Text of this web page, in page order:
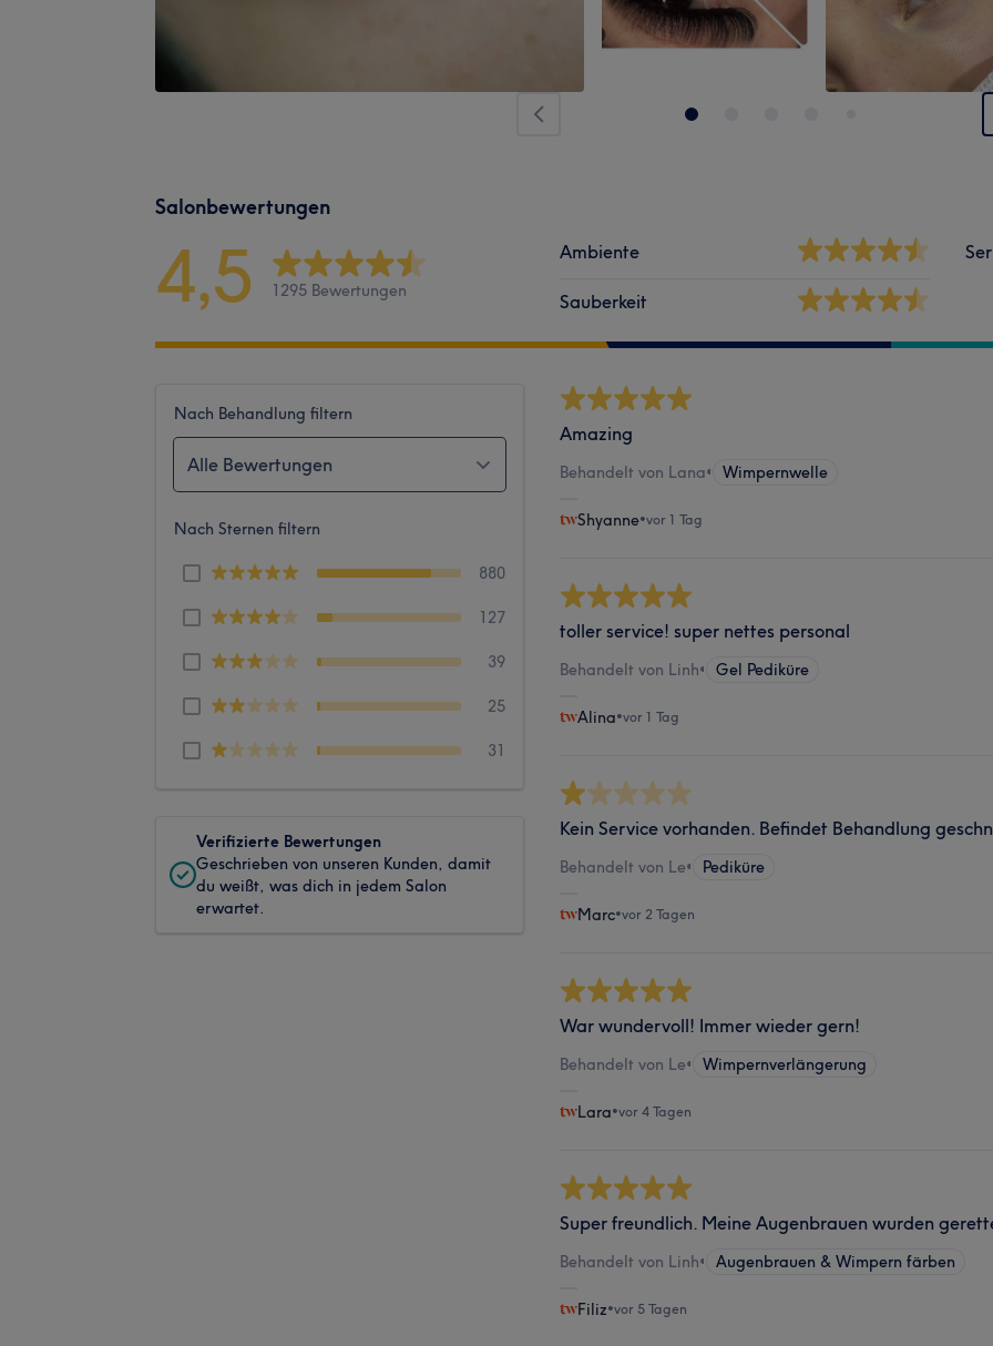
Salonbewertungen
4,5 1295 Bewertungen
Ambiente
Sauberkeit
Nach Behandlung filtern
Alle Bewertungen
Nach Sternen filtern
880
127
39
25
31
Verifizierte Bewertungen
Geschrieben von unseren Kunden, damit
du weißt, was dich in jedem Salon
erwartet.
Amazing
Behandelt von Lana• Wimpernwelle
Shyanne•vor 1 Tag
toller service! super nettes personal
Behandelt von Linh• Gel Pediküre
Alina•vor 1 Tag
Kein Service vorhanden. Befindet Behandlung
Behandelt von Le• Pediküre
Marc•vor 2 Tagen
War wundervoll! Immer wieder gern!
Behandelt von Le• Wimpernverlängerung
Lara•vor 4 Tagen
Super freundlich. Meine Augenbrauen wurden
Behandelt von Linh• Augenbrauen & Wimpern färben
Filiz•vor 5 Tagen